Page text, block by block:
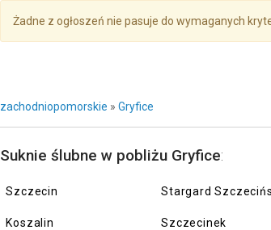
Żadne z ogłoszeń nie pasuje do wymaganych
zachodniopomorskie »Gryfice
Suknie ślubne w pobliżu Gryfice:
Szczecin
Koszalin
Stargard
Szczecinek